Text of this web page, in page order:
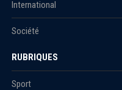
International
Société
RUBRIQUES
Sport